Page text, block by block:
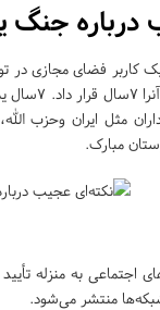
درباره جنگ
مقاومت
مثل ایران وحزب
مبارک.
اجتماعی به منزله
منتشر می‌شود.